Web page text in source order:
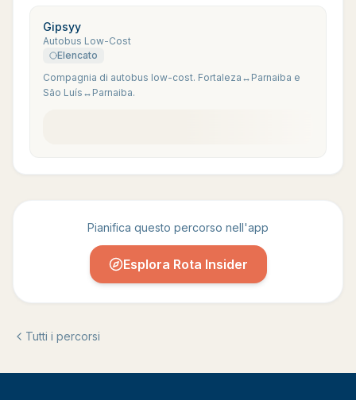
Gipsyy
Autobus Low-Cost
Elencato
Compagnia di autobus low-cost. Fortaleza↔Parnaiba e
São Luís↔Parnaiba.
Pianifica questo percorso nell'app
Esplora Rota Insider
Tutti i percorsi